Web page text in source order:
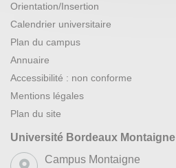
Orientation/Insertion
Calendrier universitaire
Plan du campus
Annuaire
Accessibilité : non conforme
Mentions légales
Plan du site
Université Bordeaux Montaigne
Campus Montaigne